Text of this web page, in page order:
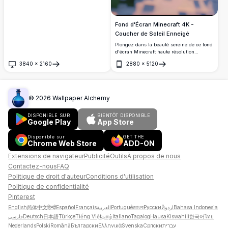
3840 × 2160
Ouvrir
Fond d'Écran Minecraft 4K -
Coucher de Soleil Enneigé
Plongez dans la beauté sereine de ce fond
d'écran Minecraft haute résolution
Les flocons de neige tombent doucement
2880 × 5120
Ouvrir
© 2026 Wallpaper Alchemy
DISPONIBLE SUR
Google Play
BIENTÔT DISPONIBLE
App Store
Disponible sur
Chrome Web Store
GET THE
ADD-ON
Extensions de navigateurPublicitéOutilsÀ propos de nous
Contactez-nousFAQ
Politique de droit d'auteurConditions d'utilisation
Politique de confidentialité
Pinterest
English简体中文हिन्दीEspañolFrançaisالعربيةPortuguêsবাংলাРусскийاردوBahasa Indonesia
فارسیDeutsch日本語TürkçeTiếng Việtதமிழ்ItalianoTagalogHausaKiswahili한국어ไทย
NederlandsPolskiRomânăБългарскиΕλληνικάSvenskaСрпскиעברית